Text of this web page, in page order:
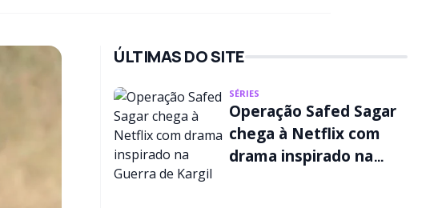
ÚLTIMAS DO SITE
SÉRIES
Operação Safed Sagar
chega à Netflix com
drama inspirado na